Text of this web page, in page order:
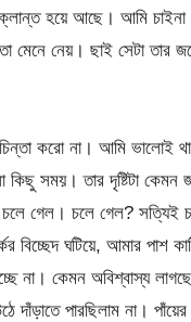
ক্লান্ত হয়ে আছে। আমি
মেনে নেয়। ছাই সেটা তার
করো না। আমি ভালোই
সময়। তার দৃষ্টিটা কেমন
গেল। চলে গেল? সত্যিই
ঘটিয়ে, আমার পাশ
না। কেমন অবিশ্বাস্য
পারছিলাম না।